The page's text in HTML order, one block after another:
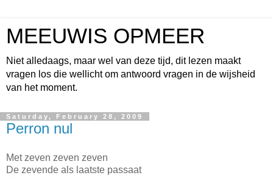
MEEUWIS OPMEER
Niet alledaags, maar wel van deze tijd, dit lezen maakt
vragen los die wellicht om antwoord vragen in de wijsheid
van het moment.
Saturday, February 28, 2009
Perron nul
Met zeven zeven zeven
De zevende als laatste passaat